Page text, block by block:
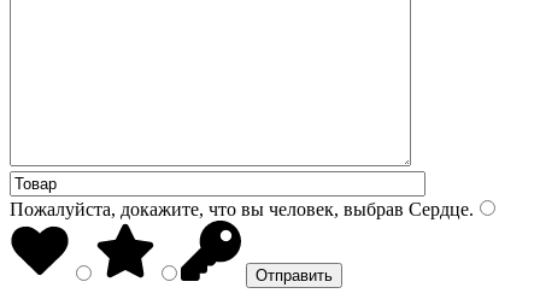
Пожалуйста, докажите, что вы человек, выбрав Сердце.